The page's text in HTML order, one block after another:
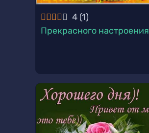
4 (1)
Прекрасного настроения